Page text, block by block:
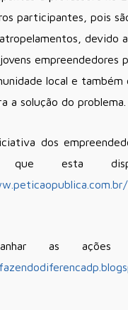
participantes, pois
devido
empreendedores
local e também
a solução do problema.
dos
esta
as ações